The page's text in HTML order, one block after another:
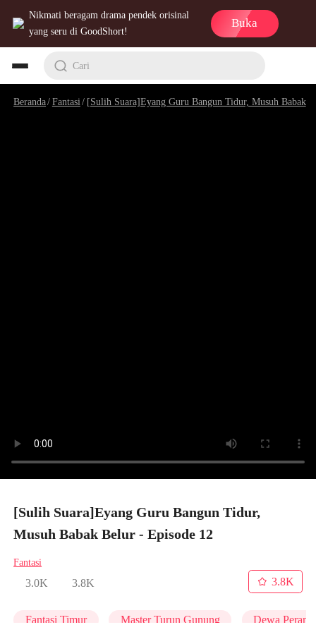
Nikmati beragam drama pendek orisinal
yang seru di GoodShort!
Buka
Cari
Beranda/Fantasi / [Sulih Suara]Eyang Guru Bangun Tidur, Musuh Babak Belur
[Sulih Suara]Eyang Guru Bangun Tidur,
Musuh Babak Belur - Episode 12
Fantasi
3.0K 3.8K
3.8K
Fantasi Timur Master Turun Gunung Dewa Perang